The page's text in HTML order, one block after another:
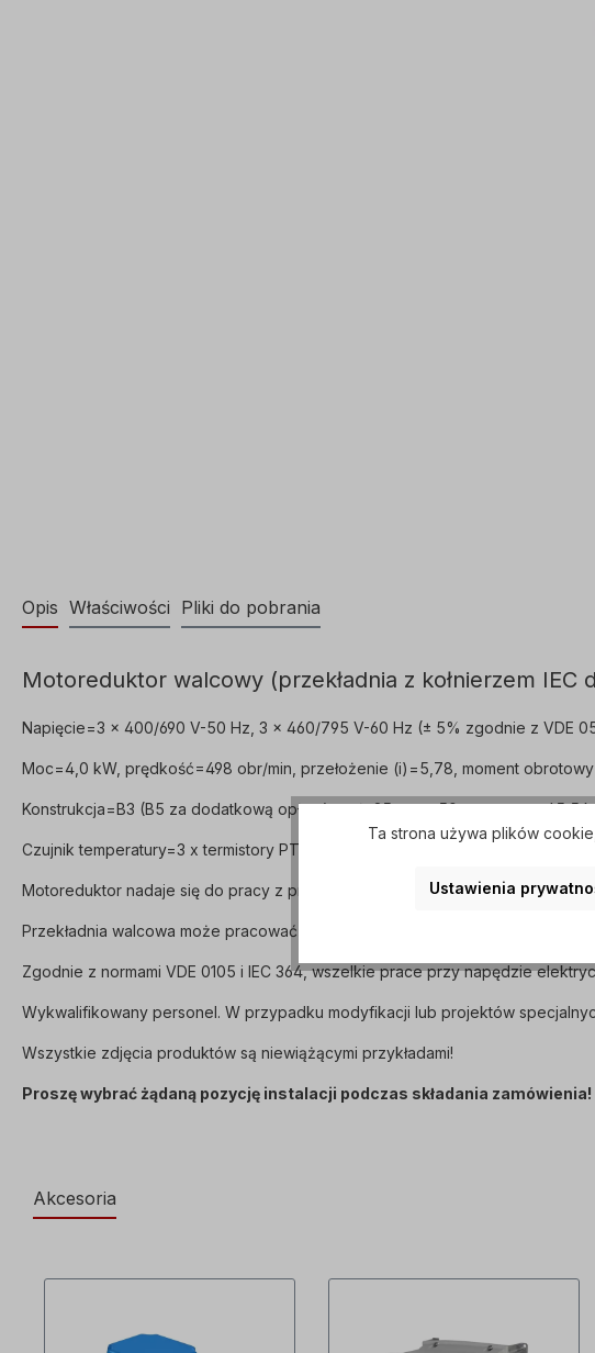
Opis Właściwości Pliki do pobrania
Motoreduktor walcowy (przekładnia z kołnierzem IEC
Napięcie=3 x 400/690 V-50 Hz, 3 x 460/795 V-60 Hz (± 5% zgodnie z VDE
Moc=4,0 kW, prędkość=498 obr/min, przełożenie (i)=5,78, moment obrotowy
Konstrukcja=B3 (B5 za dodatkową opłatą), wał=25 mm x 50 mm, waga=45,5
Czujnik temperatury=3 x termistory PTC, tryb pracy=S1- 100% ED, skrzynka
Motoreduktor nadaje się do pracy z przetwornicą częstotliwości i jest zgodny
Przekładnia walcowa może pracować w obu kierunkach obrotu i jest
Zgodnie z normami VDE 0105 i IEC 364, wszelkie prace przy napędzie
Wykwalifikowany personel. W przypadku modyfikacji lub projektów
Wszystkie zdjęcia produktów są niewiążącymi przykładami!
Proszę wybrać żądaną pozycję instalacji podczas składania zamówienia!
Akcesoria
Ta strona używa plików
Ustawienia